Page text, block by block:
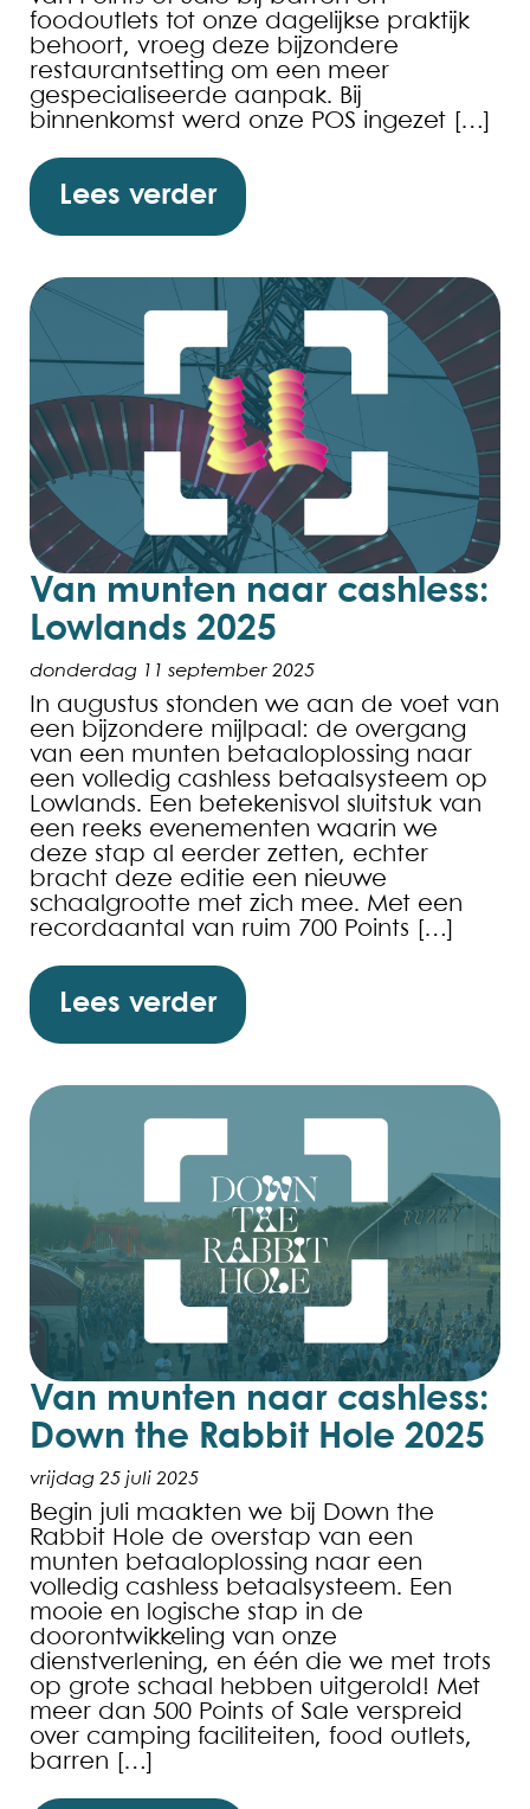
foodoutlets tot onze dagelijkse praktijk
behoort, vroeg deze bijzondere
restaurantsetting om een meer
gespecialiseerde aanpak. Bij
binnenkomst werd onze POS ingezet […]
Lees verder
Van munten naar cashless:
Lowlands 2025
donderdag 11 september 2025
In augustus stonden we aan de voet van
een bijzondere mijlpaal: de overgang
van een munten betaaloplossing naar
een volledig cashless betaalsysteem op
Lowlands. Een betekenisvol sluitstuk van
een reeks evenementen waarin we
deze stap al eerder zetten, echter
bracht deze editie een nieuwe
schaalgrootte met zich mee. Met een
recordaantal van ruim 700 Points […]
Lees verder
Van munten naar cashless:
Down the Rabbit Hole 2025
vrijdag 25 juli 2025
Begin juli maakten we bij Down the
Rabbit Hole de overstap van een
munten betaaloplossing naar een
volledig cashless betaalsysteem. Een
mooie en logische stap in de
doorontwikkeling van onze
dienstverlening, en één die we met trots
op grote schaal hebben uitgerold! Met
meer dan 500 Points of Sale verspreid
over camping faciliteiten, food outlets,
barren […]